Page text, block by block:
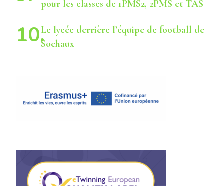
pour les classes de 1PMS2, 2PMS et TAS
Le lycée derrière l’équipe de football de
Sochaux